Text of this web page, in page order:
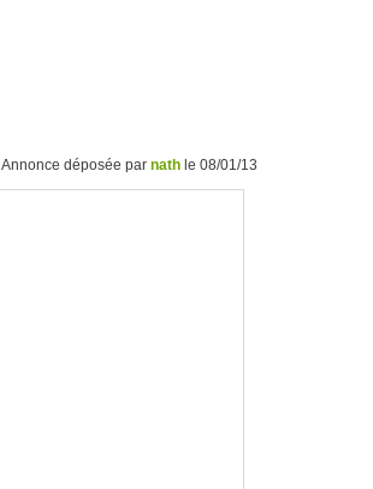
Annonce déposée par nath le 08/01/13